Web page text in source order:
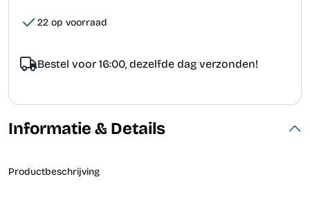
22 op voorraad
Bestel voor 16:00, dezelfde dag verzonden!
Informatie & Details
Productbeschrijving